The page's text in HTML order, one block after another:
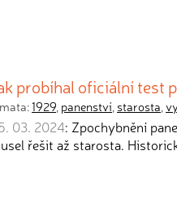
probíhal oficiální test
1929, panenství, starosta,
03. 2024: Zpochybnění
řešit až starosta.